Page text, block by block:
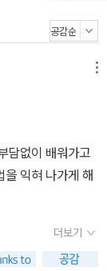
담없이 배워가고
을 익혀 나가게 해
더보기